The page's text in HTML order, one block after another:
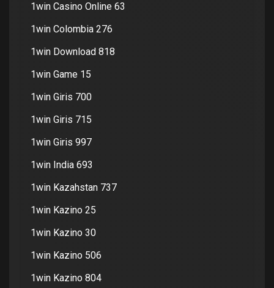
1win Casino Online 63
1win Colombia 276
1win Download 818
1win Game 15
1win Giris 700
1win Giris 715
1win Giris 997
1win India 693
1win Kazahstan 737
1win Kazino 25
1win Kazino 30
1win Kazino 506
1win Kazino 804